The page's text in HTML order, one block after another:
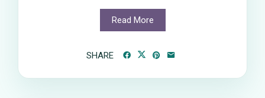
Read More
SHARE